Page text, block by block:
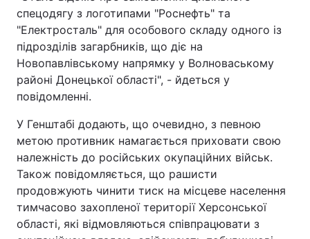
спецодягу з логотипами "Роснефть" та
"Електросталь" для особового складу одного із
підрозділів загарбників, що діє на
Новопавлівському напрямку у Волноваському
районі Донецької області", - йдеться у
повідомленні.
У Генштабі додають, що очевидно, з певною
метою противник намагається приховати свою
належність до російських окупаційних військ.
Також повідомляється, що рашисти
продовжують чинити тиск на місцеве населення
тимчасово захопленої території Херсонської
області, які відмовляються співпрацювати з